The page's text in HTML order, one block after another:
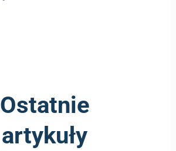
Ostatnie
artykuły